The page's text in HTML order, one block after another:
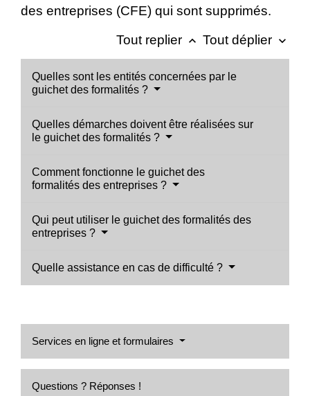
des entreprises (CFE) qui sont supprimés.
Tout replier keyboard_arrow_up Tout déplier keyboard_arrow_down
Quelles sont les entités concernées par le
guichet des formalités ?
Quelles démarches doivent être réalisées sur
le guichet des formalités ?
Comment fonctionne le guichet des
formalités des entreprises ?
Qui peut utiliser le guichet des formalités des
entreprises ?
Quelle assistance en cas de difficulté ?
Services en ligne et formulaires
Questions ? Réponses !